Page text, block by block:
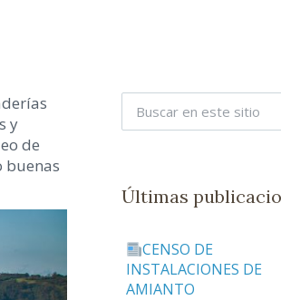
y
de
buenas
Últimas
CENSO DE
INSTALACIONES DE
AMIANTO